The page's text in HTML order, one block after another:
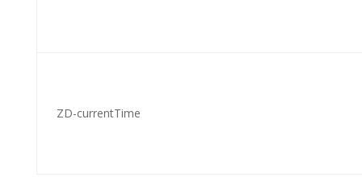
ZD-currentTime